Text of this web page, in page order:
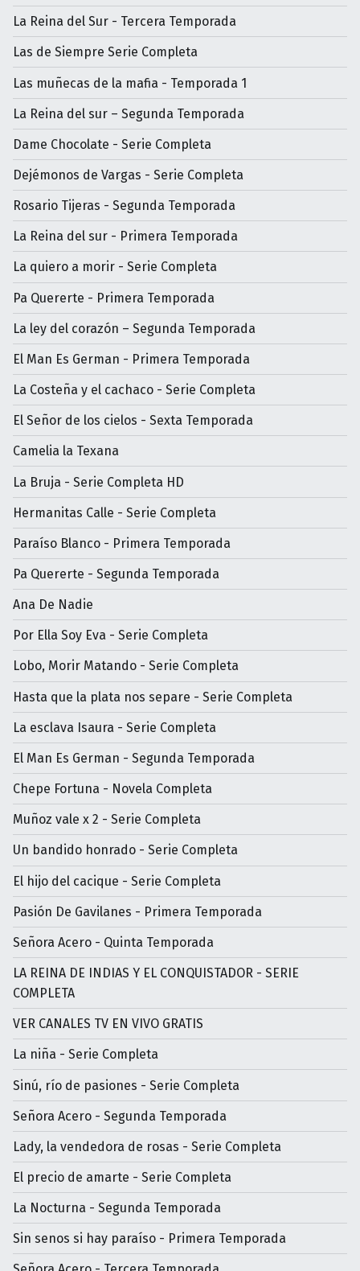
La Reina del Sur - Tercera Temporada
Las de Siempre Serie Completa
Las muñecas de la mafia - Temporada 1
La Reina del sur – Segunda Temporada
Dame Chocolate - Serie Completa
Dejémonos de Vargas - Serie Completa
Rosario Tijeras - Segunda Temporada
La Reina del sur - Primera Temporada
La quiero a morir - Serie Completa
Pa Quererte - Primera Temporada
La ley del corazón – Segunda Temporada
El Man Es German - Primera Temporada
La Costeña y el cachaco - Serie Completa
El Señor de los cielos - Sexta Temporada
Camelia la Texana
La Bruja - Serie Completa HD
Hermanitas Calle - Serie Completa
Paraíso Blanco - Primera Temporada
Pa Quererte - Segunda Temporada
Ana De Nadie
Por Ella Soy Eva - Serie Completa
Lobo, Morir Matando - Serie Completa
Hasta que la plata nos separe - Serie Completa
La esclava Isaura - Serie Completa
El Man Es German - Segunda Temporada
Chepe Fortuna - Novela Completa
Muñoz vale x 2 - Serie Completa
Un bandido honrado - Serie Completa
El hijo del cacique - Serie Completa
Pasión De Gavilanes - Primera Temporada
Señora Acero - Quinta Temporada
LA REINA DE INDIAS Y EL CONQUISTADOR - SERIE
COMPLETA
VER CANALES TV EN VIVO GRATIS
La niña - Serie Completa
Sinú, río de pasiones - Serie Completa
Señora Acero - Segunda Temporada
Lady, la vendedora de rosas - Serie Completa
El precio de amarte - Serie Completa
La Nocturna - Segunda Temporada
Sin senos si hay paraíso - Primera Temporada